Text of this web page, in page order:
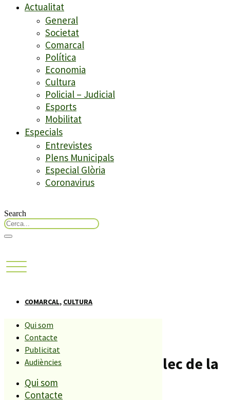
Actualitat
General
Societat
Comarcal
Política
Economia
Cultura
Policial – Judicial
Esports
Mobilitat
Especials
Entrevistes
Plens Municipals
Especial Glòria
Coronavirus
Search
Qui som
Contacte
Publicitat
Audiències
Qui som
Contacte
COMARCAL, CULTURA
Malgrat celebra aquest
diumenge el seu 44è Aplec de la
Sardana